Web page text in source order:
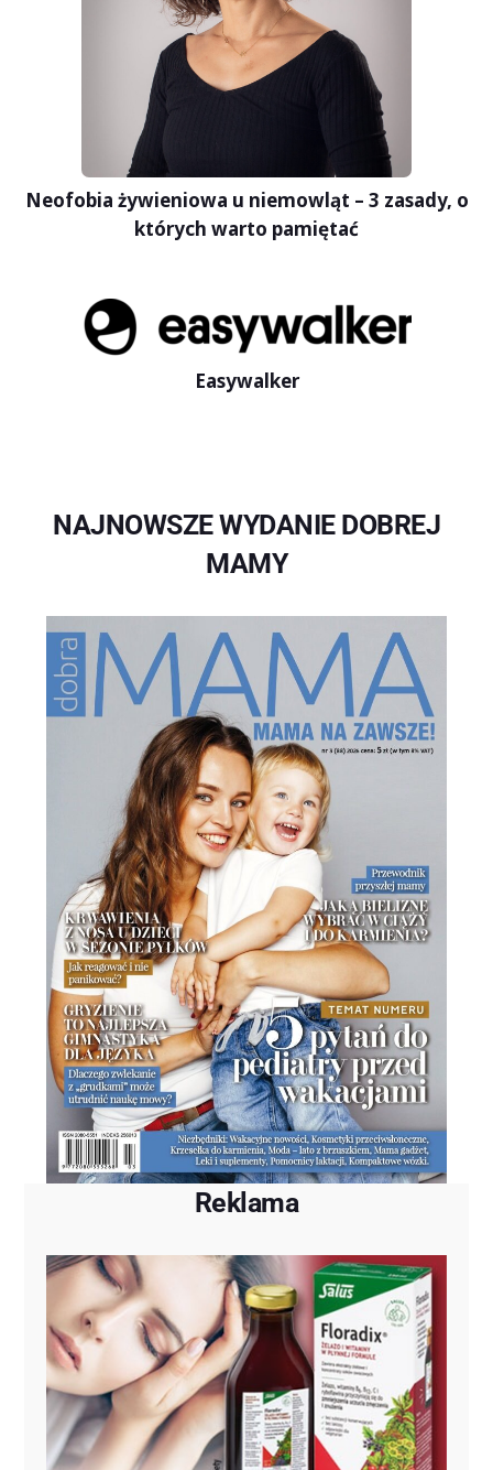
Neofobia żywieniowa u niemowląt – 3 zasady, o
których warto pamiętać
Easywalker
NAJNOWSZE WYDANIE DOBREJ
MAMY
Reklama